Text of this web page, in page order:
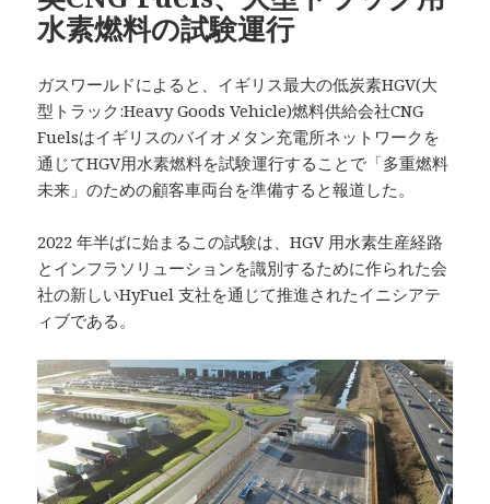
水素燃料の試験運行
ガスワールドによると、イギリス最大の低炭素HGV(大
型トラック:Heavy Goods Vehicle)燃料供給会社CNG
Fuelsはイギリスのバイオメタン充電所ネットワークを
通じてHGV用水素燃料を試験運行することで「多重燃料
未来」のための顧客車両台を準備すると報道した。
2022 年半ばに始まるこの試験は、HGV 用水素生産経路
とインフラソリューションを識別するために作られた会
社の新しいHyFuel 支社を通じて推進されたイニシアテ
ィブである。